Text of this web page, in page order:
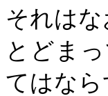
それは
とどま
てはなら